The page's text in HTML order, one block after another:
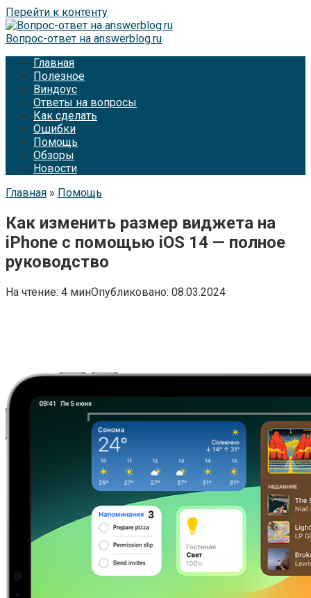
Перейти к контенту
Вопрос-ответ на answerblog.ru
Главная
Полезное
Виндоус
Ответы на вопросы
Как сделать
Ошибки
Помощь
Обзоры
Новости
Главная » Помощь
Как изменить размер виджета на
iPhone с помощью iOS 14 — полное
руководство
На чтение: 4 минОпубликовано: 08.03.2024